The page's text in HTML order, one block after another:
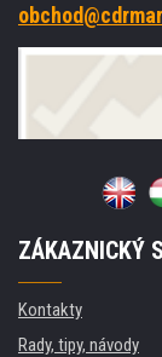
ZÁKAZNICKÝ
Kontakty
Rady, tipy, návody